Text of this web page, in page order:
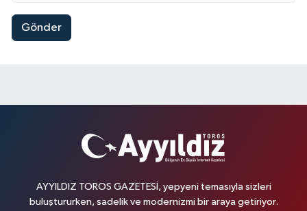
Gönder
AYYILDIZ TOROS GAZETESİ, yepyeni temasıyla sizleri
buluştururken, sadelik ve modernizmi bir araya getiriyor.